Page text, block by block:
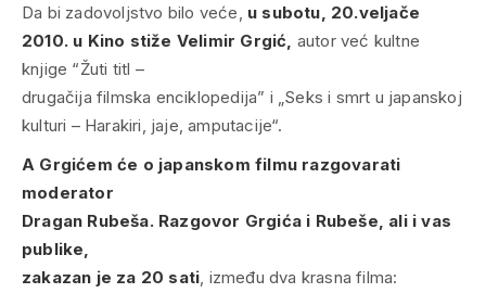
Da bi zadovoljstvo bilo veće, u subotu, 20.veljače
2010. u Kino stiže Velimir Grgić, autor već kultne
knjige “Žuti titl –
drugačija filmska enciklopedija” i „Seks i smrt u japanskoj
kulturi – Harakiri, jaje, amputacije“.
A Grgićem će o japanskom filmu razgovarati
moderator
Dragan Rubeša. Razgovor Grgića i Rubeše, ali i vas
publike,
zakazan je za 20 sati, između dva krasna filma: